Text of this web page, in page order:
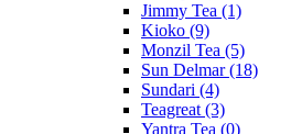
Jimmy Tea (1)
Kioko (9)
Monzil Tea (5)
Sun Delmar(18)
Sundari (4)
Teagreat (3)
Yantra Tea (0)